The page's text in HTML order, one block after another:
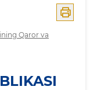
Qaror va